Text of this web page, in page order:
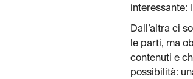
interessante:
Dall’altra ci
le parti, ma
contenuti e
possibilità: